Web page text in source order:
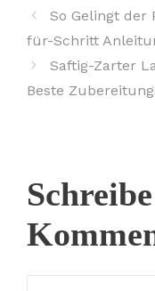
So Gelingt der
für-Schritt
Saftig-Zarter
Beste